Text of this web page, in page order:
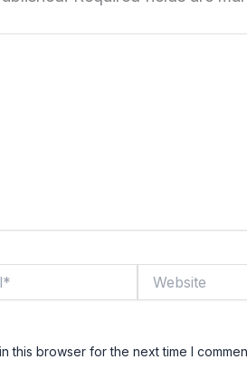
this browser for the next time I